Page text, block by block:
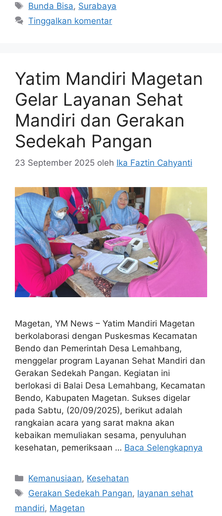
Bunda Bisa, Surabaya
Tinggalkan komentar
Yatim Mandiri Magetan
Gelar Layanan Sehat
Mandiri dan Gerakan
Sedekah Pangan
23 September 2025 oleh Ika Faztin Cahyanti
Magetan, YM News – Yatim Mandiri Magetan
berkolaborasi dengan Puskesmas Kecamatan
Bendo dan Pemerintah Desa Lemahbang,
menggelar program Layanan Sehat Mandiri dan
Gerakan Sedekah Pangan. Kegiatan ini
berlokasi di Balai Desa Lemahbang, Kecamatan
Bendo, Kabupaten Magetan. Sukses digelar
pada Sabtu, (20/09/2025), berikut adalah
rangkaian acara yang sarat makna akan
kebaikan memuliakan sesama, ⁠penyuluhan
kesehatan, pemeriksaan … Baca Selengkapnya
Kemanusiaan, Kesehatan
Gerakan Sedekah Pangan, layanan sehat
mandiri, Magetan